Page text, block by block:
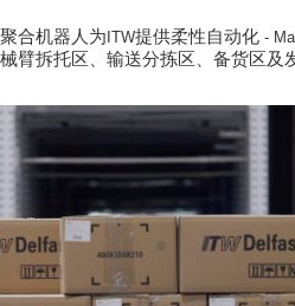
合机器人为 ITW提供柔性自动化 -
拆托区、输送分拣区、备货区及